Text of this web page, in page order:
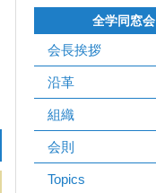
全学同窓会
会長挨拶
沿革
組織
会則
Topics